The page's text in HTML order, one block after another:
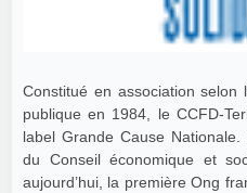
Constitué en association selon
publique en 1984, le CCFD-
label Grande Cause
du Conseil économique et
aujourd’hui, la première Ong